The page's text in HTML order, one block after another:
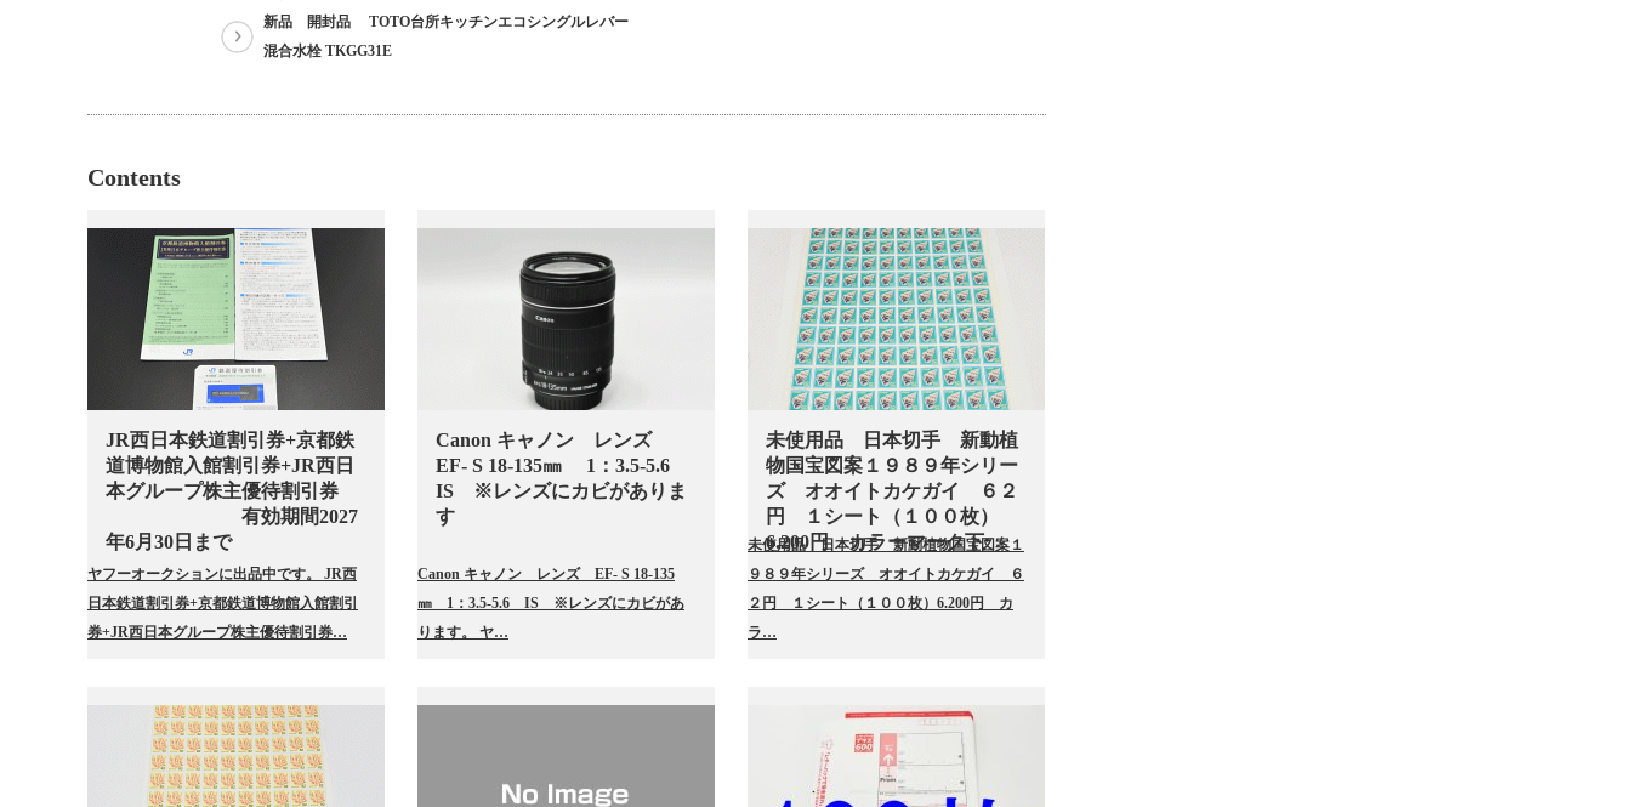
新品 開封品 TOTO台所キッチンエコシングルレバー
混合水栓 TKGG31E
Contents
JR西日本鉄道割引券+京都鉄
道博物館入館割引券+JR西日
本グループ株主優待割引券
有効期間2027
年6月30日まで
ヤフーオークションに出品中です。 JR西
日本鉄道割引券+京都鉄道博物館入館割引
券+JR西日本グループ株主優待割引券…
Canon キャノン レンズ
EF- S 18-135㎜ 1：3.5-5.6
IS ※レンズにカビがありま
す
Canon キャノン レンズ EF- S 18-135
㎜ 1：3.5-5.6 IS ※レンズにカビがあ
ります。 ヤ…
未使用品 日本切手 新動植
物国宝図案１９８９年シリー
ズ オオイトカケガイ ６２
円 １シート（１００枚）
6.200円 カラーマーク下
未使用品 日本切手 新動植物国宝図案１
９８９年シリーズ オオイトカケガイ ６
２円 １シート（１００枚）6.200円 カ
ラ…